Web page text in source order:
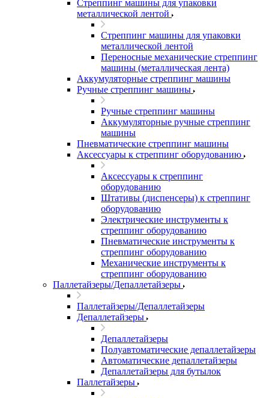
Стреппинг машины для упаковки
металлической лентой
Стреппинг машины для упаковки
металлической лентой
Переносные механические стреппинг
машины (металлическая лента)
Аккумуляторные стреппинг машины
Ручные стреппинг машины
Ручные стреппинг машины
Аккумуляторные ручные стреппинг
машины
Пневматические стреппинг машины
Аксессуары к стреппинг оборудованию
Аксессуары к стреппинг
оборудованию
Штативы (диспенсеры) к стреппинг
оборудованию
Электрические инструменты к
стреппинг оборудованию
Пневматические инструменты к
стреппинг оборудованию
Механические инструменты к
стреппинг оборудованию
Паллетайзеры/Депаллетайзеры
Паллетайзеры/Депаллетайзеры
Депаллетайзеры
Депаллетайзеры
Полуавтоматические депаллетайзеры
Автоматические депаллетайзеры
Депаллетайзеры для бутылок
Паллетайзеры